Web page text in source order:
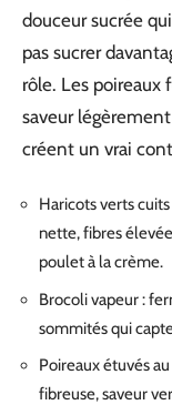
douceur sucrée
pas sucrer
rôle. Les poireaux
saveur
créent un vrai
Haricots verts
nette, fibres
poulet à la crème.
Brocoli vapeur :
sommités qui
Poireaux étuvés
fibreuse, saveur